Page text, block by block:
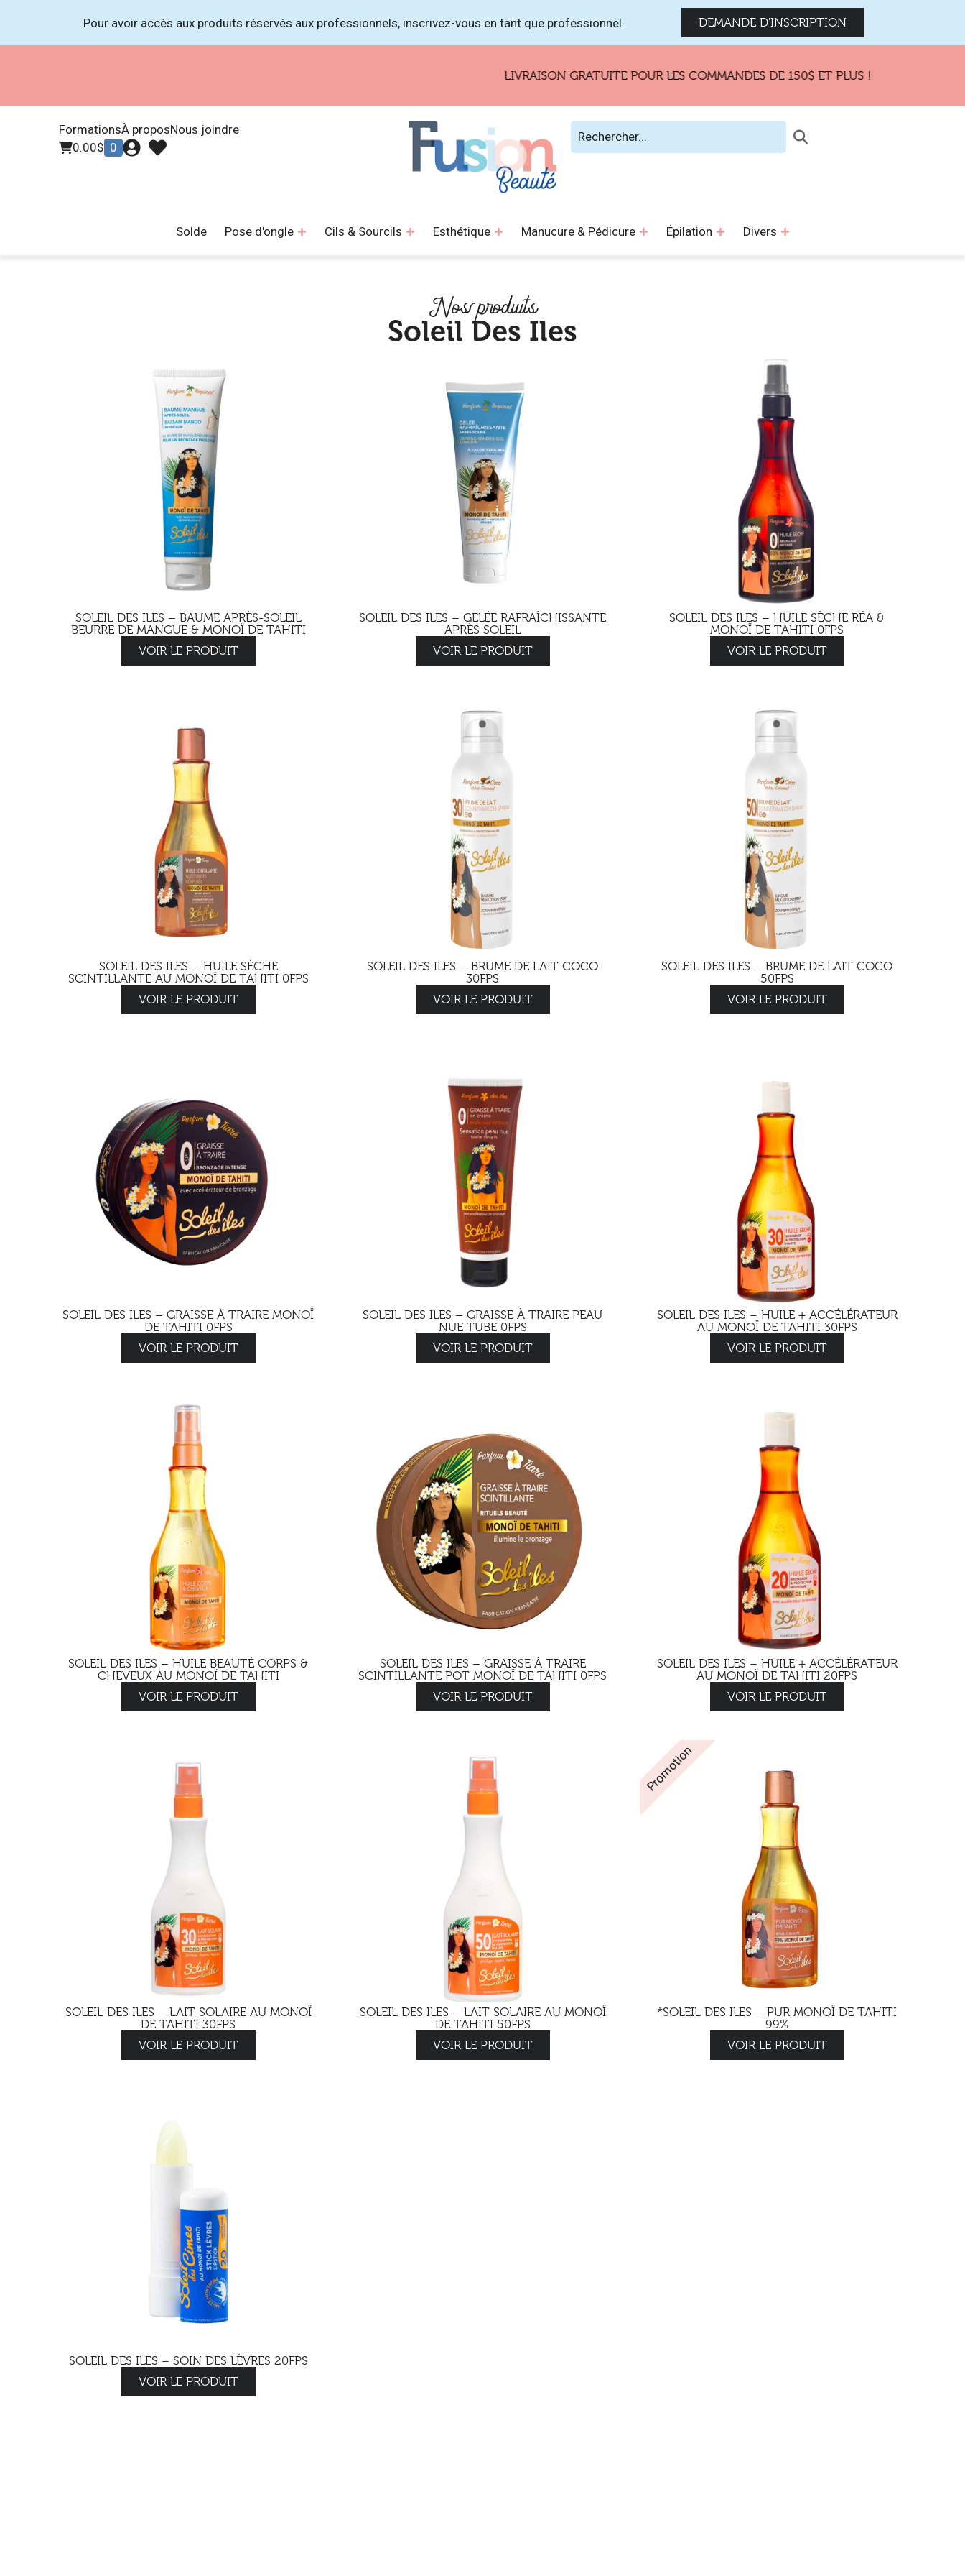
Pour avoir accès aux produits réservés aux professionnels, inscrivez-vous en tant que professionnel. DEMANDE D'INSCRIPTION
LIVRAISON GRATUITE POUR LES COMMANDES DE 150$ ET PLUS !
FormationsÀ proposNous joindre
0.00$ 0
Solde Pose d'ongle Cils & Sourcils Esthétique Manucure & Pédicure Épilation Divers
Nos produits
Soleil Des Iles
SOLEIL DES ILES – BAUME APRÈS-SOLEIL
BEURRE DE MANGUE & MONOÏ DE TAHITI
VOIR LE PRODUIT
SOLEIL DES ILES – GELÉE RAFRAÎCHISSANTE
APRÈS SOLEIL
VOIR LE PRODUIT
SOLEIL DES ILES – HUILE SÈCHE RÉA &
MONOÏ DE TAHITI 0FPS
VOIR LE PRODUIT
SOLEIL DES ILES – HUILE SÈCHE
SCINTILLANTE AU MONOÏ DE TAHITI 0FPS
VOIR LE PRODUIT
SOLEIL DES ILES – BRUME DE LAIT COCO
30FPS
VOIR LE PRODUIT
SOLEIL DES ILES – BRUME DE LAIT COCO
50FPS
VOIR LE PRODUIT
SOLEIL DES ILES – GRAISSE À TRAIRE MONOÏ
DE TAHITI 0FPS
VOIR LE PRODUIT
SOLEIL DES ILES – GRAISSE À TRAIRE PEAU
NUE TUBE 0FPS
VOIR LE PRODUIT
SOLEIL DES ILES – HUILE + ACCÉLÉRATEUR
AU MONOÏ DE TAHITI 30FPS
VOIR LE PRODUIT
SOLEIL DES ILES – HUILE BEAUTÉ CORPS &
CHEVEUX AU MONOÏ DE TAHITI
VOIR LE PRODUIT
SOLEIL DES ILES – GRAISSE À TRAIRE
SCINTILLANTE POT MONOÏ DE TAHITI 0FPS
VOIR LE PRODUIT
SOLEIL DES ILES – HUILE + ACCÉLÉRATEUR
AU MONOÏ DE TAHITI 20FPS
VOIR LE PRODUIT
SOLEIL DES ILES – LAIT SOLAIRE AU MONOÏ
DE TAHITI 30FPS
VOIR LE PRODUIT
SOLEIL DES ILES – LAIT SOLAIRE AU MONOÏ
DE TAHITI 50FPS
VOIR LE PRODUIT
Promotion
*SOLEIL DES ILES – PUR MONOÏ DE TAHITI
99%
VOIR LE PRODUIT
SOLEIL DES ILES – SOIN DES LÈVRES 20FPS
VOIR LE PRODUIT